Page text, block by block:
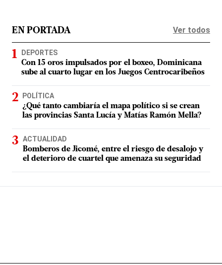
EN PORTADA Ver todos
DEPORTES
Con 15 oros impulsados por el boxeo, Dominicana
sube al cuarto lugar en los Juegos Centrocaribeños
POLÍTICA
¿Qué tanto cambiaría el mapa político si se crean
las provincias Santa Lucía y Matías Ramón Mella?
ACTUALIDAD
Bomberos de Jicomé, entre el riesgo de desalojo y
el deterioro de cuartel que amenaza su seguridad